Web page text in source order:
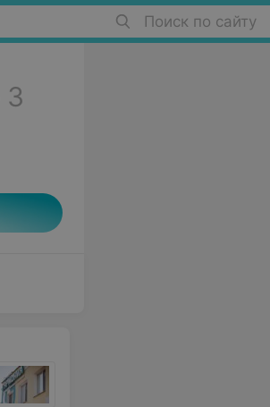
Поиск по сайту
3